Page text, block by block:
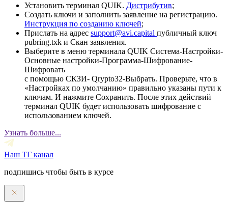
Установить терминал QUIK. Дистрибутив;
Создать ключи и заполнить заявление на регистрацию.
Инструкция по созданию ключей;
Прислать на адрес support@avi.capital публичный ключ
pubring.txk и Скан заявления.
Выберите в меню терминала QUIK Система-Настройки-
Основные настройки-Программа-Шифрование-
Шифровать
с помощью СКЗИ- Qrypto32-Выбрать. Проверьте, что в
«Настройках по умолчанию» правильно указаны пути к
ключам. И нажмите Сохранить. После этих действий
терминал QUIK будет использовать шифрование с
использованием ключей.
Узнать больше...
Наш ТГ канал
подпишись чтобы быть в курсе